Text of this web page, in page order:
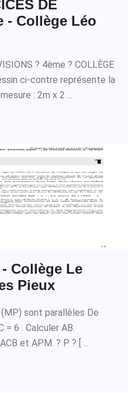
DE
- Collège Léo
? 4ème ? COLLÈGE
ci-contre représente la
: 2m x 2 ...
Collège Le
Pieux
sont parallèles De
= 6 . Calculer AB.
et APM. ? P ? [ ...